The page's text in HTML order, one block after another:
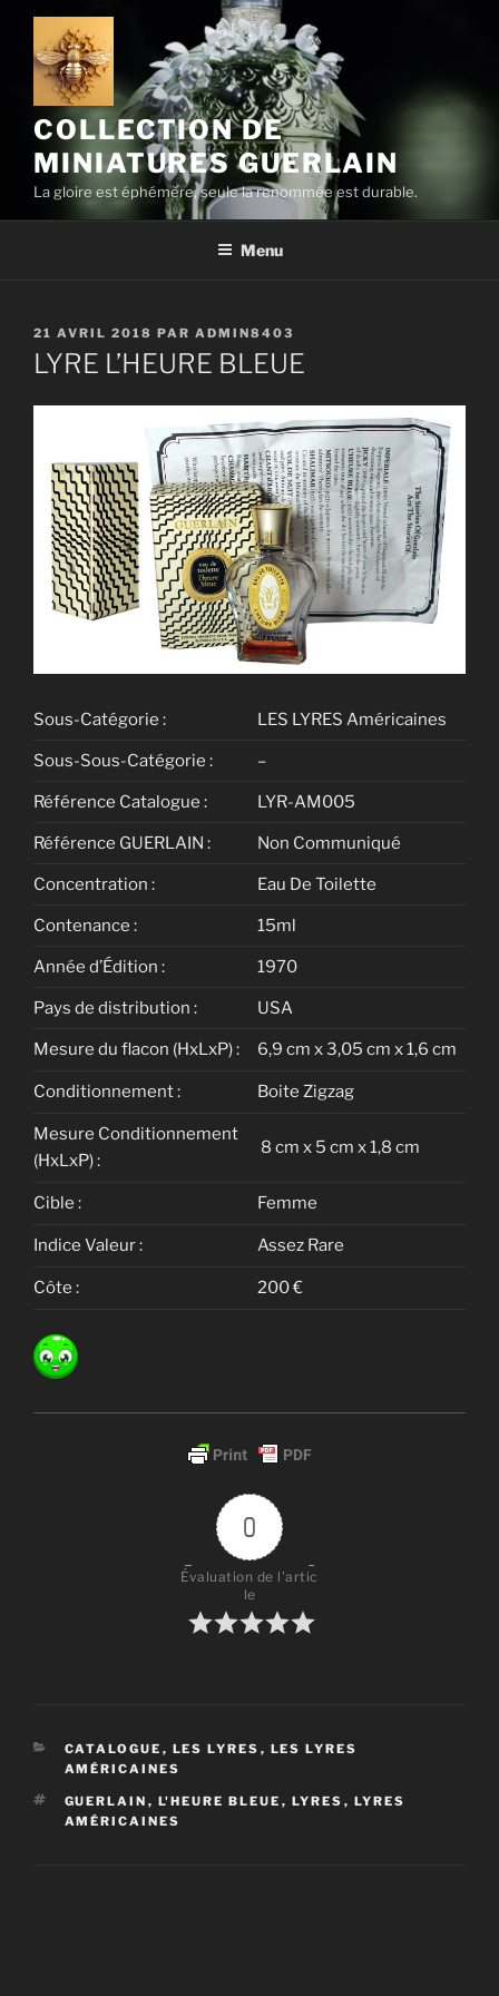
Aller
contenu
principal
COLLECTION DE
MINIATURES GUERLAIN
La gloire est éphémère, seule la renommée est durable.
Menu
PUBLIÉ
LE
21 AVRIL 2018 PAR ADMIN8403
LYRE L’HEURE BLEUE
Sous-Catégorie : LES LYRES Américaines
Sous-Sous-Catégorie : –
Référence Catalogue : LYR-AM005
Référence GUERLAIN : Non Communiqué
Concentration : Eau De Toilette
Contenance : 15ml
Année d’Édition : 1970
Pays de distribution : USA
Mesure du flacon (HxLxP) : 6,9 cm x 3,05 cm x 1,6 cm
Conditionnement : Boite Zigzag
Mesure Conditionnement
(HxLxP) :
8 cm x 5 cm x 1,8 cm
Cible : Femme
Indice Valeur : Assez Rare
Côte : 200 €
0
Évaluation de l'artic
le
CATÉGORIES
CATALOGUE , LES LYRES , LES LYRES
AMÉRICAINES
ÉTIQUETTES
GUERLAIN , L'HEURE BLEUE , LYRES , LYRES
AMÉRICAINES